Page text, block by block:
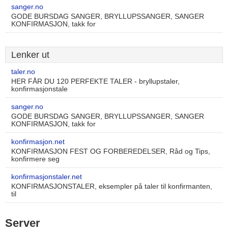
sanger.no
GODE BURSDAG SANGER, BRYLLUPSSANGER, SANGER
KONFIRMASJON, takk for
Lenker ut
taler.no
HER FÅR DU 120 PERFEKTE TALER - bryllupstaler,
konfirmasjonstale
sanger.no
GODE BURSDAG SANGER, BRYLLUPSSANGER, SANGER
KONFIRMASJON, takk for
konfirmasjon.net
KONFIRMASJON FEST OG FORBEREDELSER, Råd og Tips,
konfirmere seg
konfirmasjonstaler.net
KONFIRMASJONSTALER, eksempler på taler til konfirmanten,
til
Server